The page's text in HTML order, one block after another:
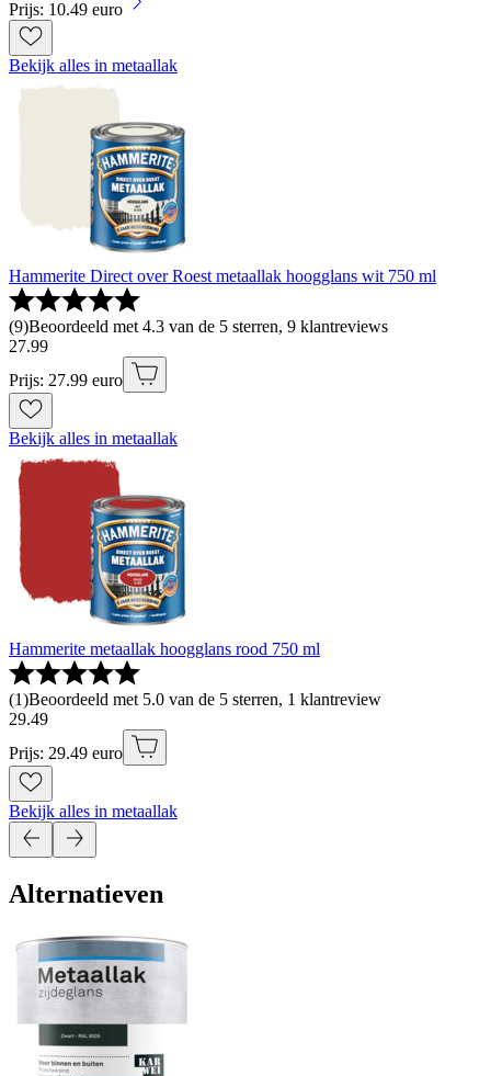
Prijs: 10.49 euro
Bekijk alles in metaallak
Hammerite Direct over Roest metaallak hoogglans wit 750 ml
(9)Beoordeeld met 4.3 van de 5 sterren, 9 klantreviews
27.99
Prijs: 27.99 euro
Bekijk alles in metaallak
Hammerite metaallak hoogglans rood 750 ml
(1)Beoordeeld met 5.0 van de 5 sterren, 1 klantreview
29.49
Prijs: 29.49 euro
Bekijk alles in metaallak
Alternatieven